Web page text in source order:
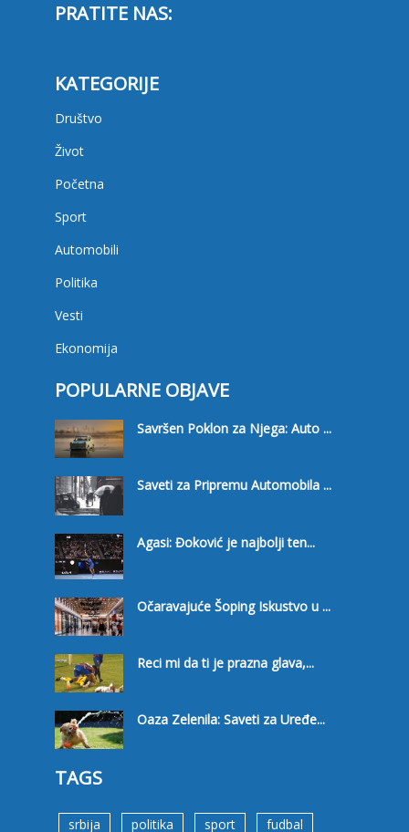
PRATITE NAS:
KATEGORIJE
Društvo
Život
Početna
Sport
Automobili
Politika
Vesti
Ekonomija
POPULARNE OBJAVE
Savršen Poklon za Njega: Auto ...
Saveti za Pripremu Automobila ...
Agasi: Đoković je najbolji ten...
Očaravajuće Šoping Iskustvo u ...
Reci mi da ti je prazna glava,...
Oaza Zelenila: Saveti za Uređe...
TAGS
srbija politika sport fudbal